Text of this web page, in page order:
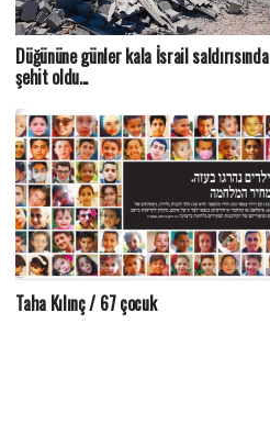
Düğününe günler kala İsrail saldırısında
şehit oldu...
Taha Kılınç / 67 çocuk